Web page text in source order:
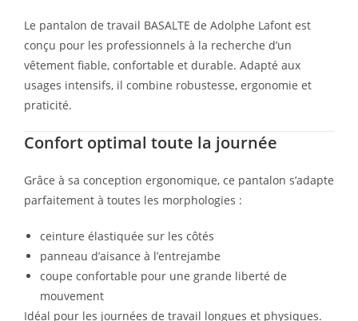
Le pantalon de travail BASALTE de Adolphe Lafont est
conçu pour les professionnels à la recherche d’un
vêtement fiable, confortable et durable. Adapté aux
usages intensifs, il combine robustesse, ergonomie et
praticité.
Confort optimal toute la journée
Grâce à sa conception ergonomique, ce pantalon s’adapte
parfaitement à toutes les morphologies :
ceinture élastiquée sur les côtés
panneau d’aisance à l’entrejambe
coupe confortable pour une grande liberté de
mouvement
Idéal pour les journées de travail longues et physiques.